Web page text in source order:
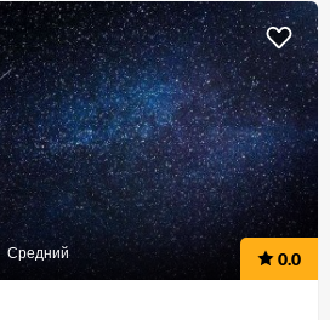
Средний 0.0